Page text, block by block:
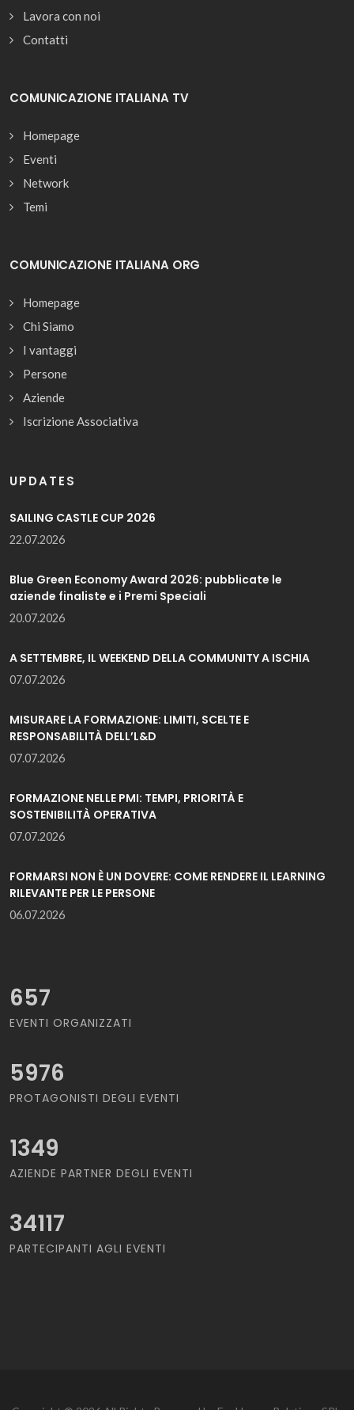
Lavora con noi
Contatti
COMUNICAZIONE ITALIANA TV
Homepage
Eventi
Network
Temi
COMUNICAZIONE ITALIANA ORG
Homepage
Chi Siamo
I vantaggi
Persone
Aziende
Iscrizione Associativa
UPDATES
SAILING CASTLE CUP 2026
22.07.2026
Blue Green Economy Award 2026: pubblicate le
aziende finaliste e i Premi Speciali
20.07.2026
A SETTEMBRE, IL WEEKEND DELLA COMMUNITY A ISCHIA
07.07.2026
MISURARE LA FORMAZIONE: LIMITI, SCELTE E
RESPONSABILITÀ DELL’L&D
07.07.2026
FORMAZIONE NELLE PMI: TEMPI, PRIORITÀ E
SOSTENIBILITÀ OPERATIVA
07.07.2026
FORMARSI NON È UN DOVERE: COME RENDERE IL LEARNING
RILEVANTE PER LE PERSONE
06.07.2026
657
EVENTI ORGANIZZATI
5976
PROTAGONISTI DEGLI EVENTI
1349
AZIENDE PARTNER DEGLI EVENTI
34117
PARTECIPANTI AGLI EVENTI